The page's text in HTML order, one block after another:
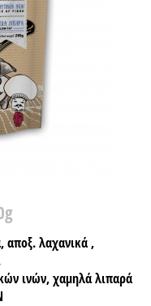
αποξ. λαχανικά ,
ινών, χαμηλά λιπαρά